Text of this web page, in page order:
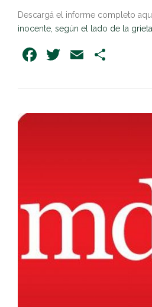
Descargá el informe completo
inocente, según el lado de la
Facebook
Twitter
Email